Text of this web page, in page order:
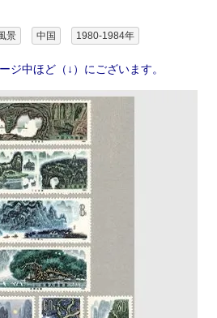
景 中国 1980-1984年
ジ中ほど（↓）にございます。